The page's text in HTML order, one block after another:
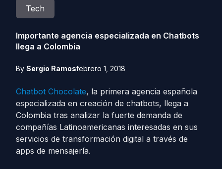
Tech
Importante agencia especializada en Chatbots
llega a Colombia
By Sergio Ramosfebrero 1, 2018
Chatbot Chocolate, la primera agencia española
especializada en creación de chatbots, llega a
Colombia tras analizar la fuerte demanda de
compañías Latinoamericanas interesadas en sus
servicios de transformación digital a través de
apps de mensajería.